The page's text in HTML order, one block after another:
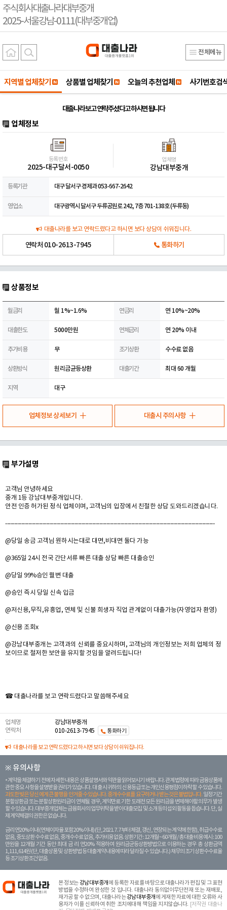
주식회사대출나라대부중개
2025-서울강남-0111(대부중개업)
전체메뉴
지역별 업체찾기 상품별 업체찾기 오늘의 추천업체 사기번호검
대출나라 보고 연락주셨다고 하시면 됩니다
업체정보
등록번호
2025-대구달서-0050
업체명
강남대부중개
등록기관 대구 달서구 경제과 053-667-2642
영업소 대구광역시 달서구 두류공원로 242, 7층 701-138호 (두류동)
대출나라를 보고 연락드렸다고 하시면 보다 상담이 쉬워집니다.
연락처 010-2613-7945 통화하기
상품정보
월금리 월 1%~1.6% 연금리 연 10%~20%
대출한도 5000만원 연체금리 연 20% 이내
추가비용 무 조기상환 수수료 없음
상환방식 원리금균등상환 대출기간 최대 60 개월
지역 대구
업체정보 상세보기 대출시 주의사항
부가설명
고객님 안녕하세요
중개 1등 강남대부중개입니다.
안전 인증 허가된 정식 업체이며, 고객님의 입장에서 친절한 상담 도와드리겠습니다.
----------------------------------------------------------------------------------------------------------------------
@당일 송금 고객님 원하시는대로 대면,비대면 둘다 가능
@365일 24시 전국 간단서류 빠른 대출 상담 빠른 대출승인
@당일 99%승인 월변 대출
@승인 즉시 당일 신속 입금
@저신용,무직,유흥업, 연체 및 신불 희생자 직업 관계없이 대출가능(자영업자 환영)
@신용 조회x
@강남대부중개는 고객과의 신뢰를 중요시하며, 고객님의 개인정보는 저희 업체의 정
보이므로 철저한 보안을 유지할 것임을 알려드립니다!
☎ 대출나라를 보고 연락드렸다고 말씀해주세요
업체명
강남대부중개
연락처
010-2613-7945 통화하기
대출나라를 보고 연락드렸다고 하시면 보다 상담이 쉬워집니다.
※ 유의사항
계약을 체결하기 전에 자세한 내용은 상품설명서와 약관을 읽어보시기 바랍니다. 관계 법령에 따라 금융상품에
관한 중요 사항을 설명받을 권리가 있습니다. 대 출 시 귀하의 신용등급 또는 개인신용평점이 하락할 수 있습니다.
과도한 빚은 당신 에게 큰 불행을 안겨줄 수 있습니다. 중개수수료를 요구하거나 받는 것은 불법입니다. 일정 기간
분할상환금 또는 분할상환원리금이 연체될 경우, 계약만료 기한 도래전 모든 원리금을 변제해야할 의무가 발생
할 수 있습니다. 대부중개업체는 금융회사의 업무위탁을 받아 대출모집 및 소개 등의 섭외 활동을 돕습니다. 단, 실
제 계약체결의 권한은 없습니다.
금리 연20% 이내 (연체이자율 포함 20% 이내) (단, 2021. 7. 7부터 체결, 갱신, 연장되는 계 약에 한함), 취급수수료
없음, 중도상환 수수료 없음, 중개수수료 없음, 추가비용 없음. 상환기간 : 12개월 ~ 60개월 / 총 대출 비용 예시 : 100
만원을 12개월 기간 동안 최대 금 리 연20% 적용하여 원리금균등상환방법으로 이용하는 경우 총 상환금액
1,111,614원 (단, 대출상품 및 상환방법 등 대출계약 내용에 따라 달라질 수 있습니다.) 채무의 조기 상환수수료율
등 조기상환조건 없음.
본 정보는강남대부중개 에 등록한 자료를 바탕으로 대출나라가 편집 및 그 표현
방법을 수정하여 완성한 것 입니다. 대출나라 동의없이무단전재 또는 재배포,
재가공 할 수 없으며, 대출나라는강남대부중개 에 게재한 자료에 대한 오류와 사
용자가 이를 신뢰하여 취한 조치에대해 책임을 지지않습니다. [저작권 대출나